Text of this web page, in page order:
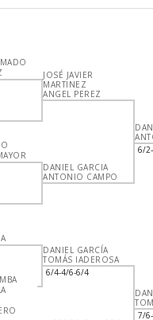
JOSÉ JAVIER
MARTINEZ
ANGEL PEREZ
DANIEL GARCIA
ANTONIO CAMPO
DANIEL GARCÍA
TOMÁS IADEROSA
6/4-4/6-6/4
6/
7/